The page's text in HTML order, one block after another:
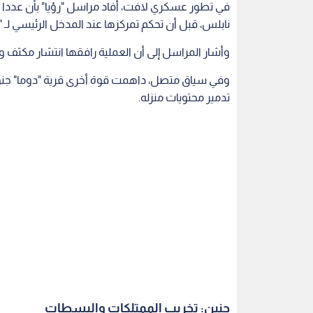
في تطور عسكري لافت، أفاد مراسل "رؤيا" بأن عددا
نابلس، قبل أن تحكم تمركزها عند المدخل الرئيسي
وأشار المراسل إلى أن العملية رافقها انتشار
وفي سياق متصل، داهمت قوة أخرى قرية "دوما"
تدمير محتويات منزله.
جنين: تخريب الممتلكات والبسطات